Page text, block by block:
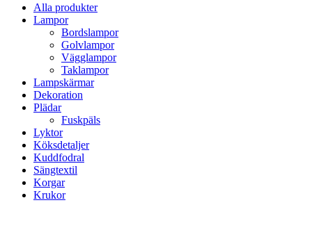
Alla produkter
Lampor
Bordslampor
Golvlampor
Vägglampor
Taklampor
Lampskärmar
Dekoration
Plädar
Fuskpäls
Lyktor
Köksdetaljer
Kuddfodral
Sängtextil
Korgar
Krukor